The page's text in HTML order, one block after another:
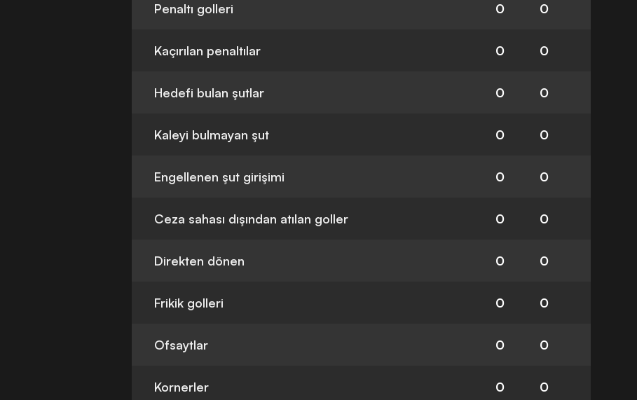
Penaltı golleri 0 0
Kaçırılan penaltılar 0 0
Hedefi bulan şutlar 0 0
Kaleyi bulmayan şut 0 0
Engellenen şut girişimi 0 0
Ceza sahası dışından atılan goller 0 0
Direkten dönen 0 0
Frikik golleri 0 0
Ofsaytlar 0 0
Kornerler 0 0